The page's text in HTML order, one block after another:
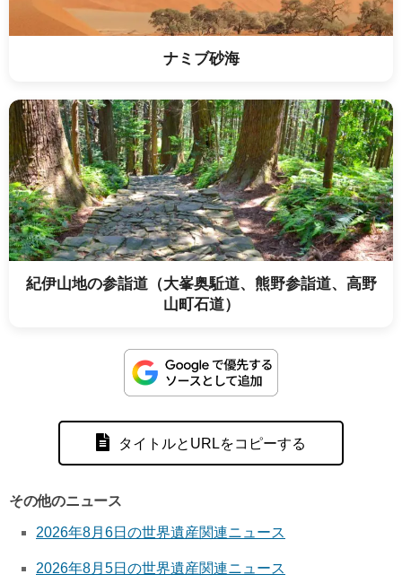
ナミブ砂海
紀伊山地の参詣道（大峯奥駈道、熊野参詣道、高野
山町石道）
タイトルとURLをコピーする
その他のニュース
2026年8月6日の世界遺産関連ニュース
2026年8月5日の世界遺産関連ニュース